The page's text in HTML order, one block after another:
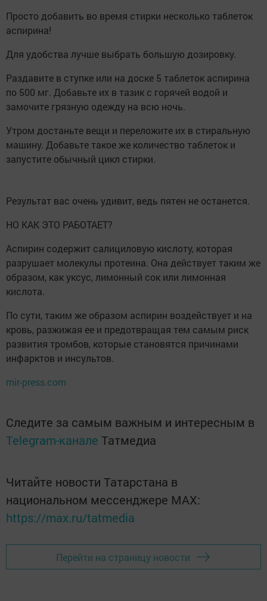
Просто добавить во время стирки несколько таблеток
аспирина!
Для удобства лучше выбрать большую дозировку.
Раздавите в ступке или на доске 5 таблеток аспирина
по 500 мг. Добавьте их в тазик с горячей водой и
замочите грязную одежду на всю ночь.
Утром достаньте вещи и переложите их в стиральную
машину. Добавьте такое же количество таблеток и
запустите обычный цикл стирки.
Результат вас очень удивит, ведь пятен не останется.
НО КАК ЭТО РАБОТАЕТ?
Аспирин содержит салициловую кислоту, которая
разрушает молекулы протеина. Она действует таким же
образом, как уксус, лимонный сок или лимонная
кислота.
По сути, таким же образом аспирин воздействует и на
кровь, разжижая ее и предотвращая тем самым риск
развития тромбов, которые становятся причинами
инфарктов и инсультов.
mir-press.com
Следите за самым важным и интересным в
Telegram-канале Татмедиа
Читайте новости Татарстана в
национальном мессенджере MАХ:
https://max.ru/tatmedia
Перейти на страницу новости